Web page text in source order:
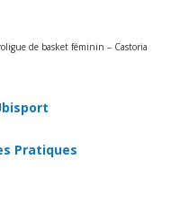
de basket féminin – Castoria
Pratiques